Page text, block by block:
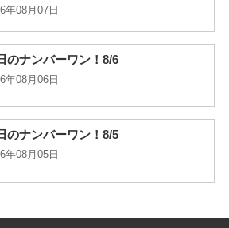
年08月07日
のナンバーワン！8/6
年08月06日
のナンバーワン！8/5
年08月05日